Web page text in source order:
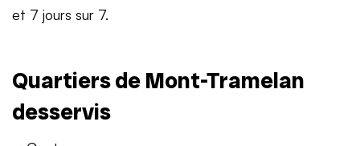
et 7 jours sur 7.
Quartiers de Mont-Tramelan
desservis